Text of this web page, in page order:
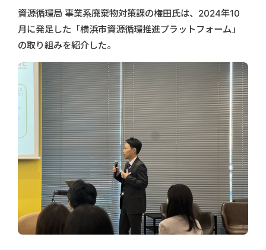
資源循環局 事業系廃棄物対策課の権田氏は、2024年10
月に発足した「横浜市資源循環推進プラットフォーム」
の取り組みを紹介した。